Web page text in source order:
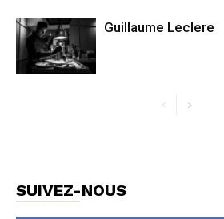
Guillaume Leclere
SUIVEZ-NOUS